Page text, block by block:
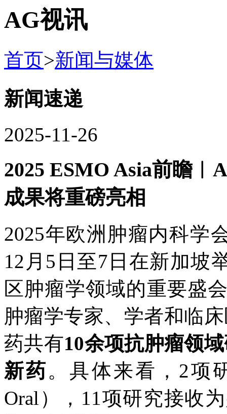
AG视讯
首页>新闻与媒体
新闻速递
2025-11-26
2025 ESMO Asia前瞻
成果将重磅亮相
2025年欧洲肿瘤内科学
12月5日至7日在新加坡
区肿瘤学领域的重要盛
肿瘤学专家、学者和临
药共有10余项抗肿瘤领
新药。具体来看，2项
Oral），11项研究接收